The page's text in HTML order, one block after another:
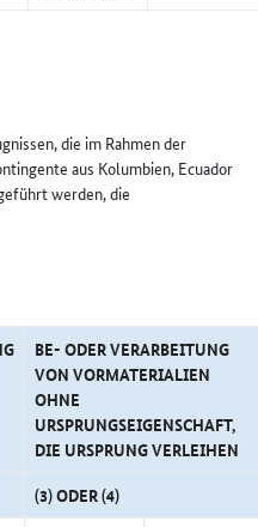
die im Rahmen der
aus Kolumbien, Ecuador
werden, die
BE- ODER VERARBEITUNG
VON VORMATERIALIEN
OHNE
URSPRUNGSEIGENSCHAFT,
DIE URSPRUNG VERLEIHEN
(3) ODER (4)